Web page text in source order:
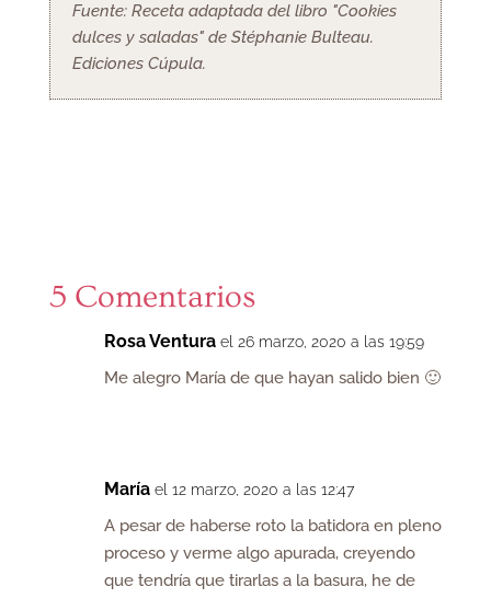
Fuente: Receta adaptada del libro "Cookies
dulces y saladas" de Stéphanie Bulteau.
Ediciones Cúpula.
5 Comentarios
Rosa Ventura el 26 marzo, 2020 a las 19:59
Me alegro María de que hayan salido bien 🙂
María el 12 marzo, 2020 a las 12:47
A pesar de haberse roto la batidora en pleno
proceso y verme algo apurada, creyendo
que tendría que tirarlas a la basura, he de